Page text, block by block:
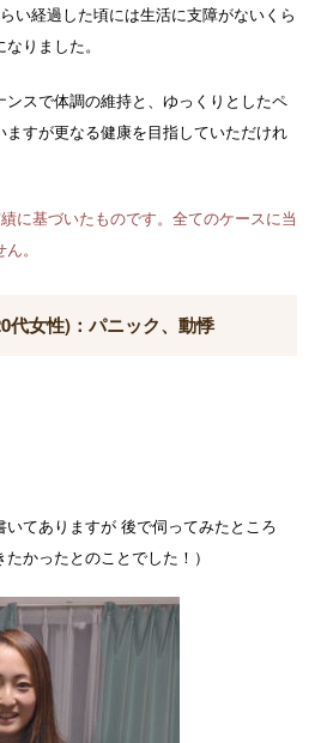
い経過した頃には生活に支障がないくら
りました。
スで体調の維持と、ゆっくりとしたペ
すが更なる健康を目指していただけれ
に基づいたものです。全てのケースに当
。
女性)：パニック、動悸
いてありますが 後で伺ってみたところ
かったとのことでした！）